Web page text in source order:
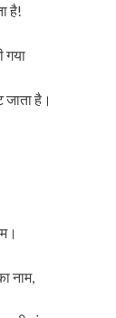
है!
गया
है।
नाम,